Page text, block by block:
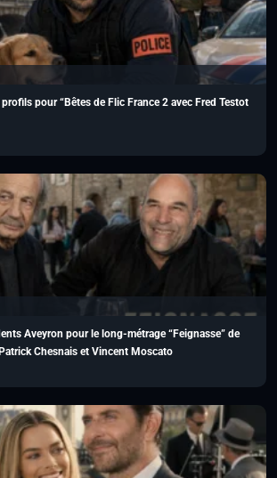
pour “Bêtes de Flic France 2 avec Fred Testot
Aveyron pour le long-métrage “Feignasse” de
Chesnais et Vincent Moscato